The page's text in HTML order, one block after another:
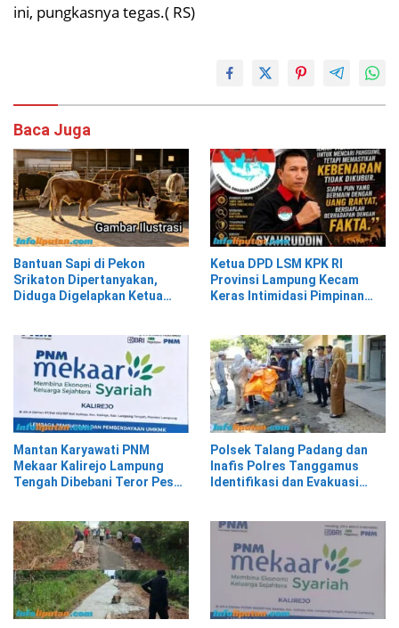
ini, pungkasnya tegas.( RS)
Baca Juga
Bantuan Sapi di Pekon
Srikaton Dipertanyakan,
Diduga Digelapkan Ketua
Ketua DPD LSM KPK RI
Provinsi Lampung Kecam
Keras Intimidasi Pimpinan
Mantan Karyawati PNM
Mekaar Kalirejo Lampung
Tengah Dibebani Teror Pesan
Polsek Talang Padang dan
Inafis Polres Tanggamus
Identifikasi dan Evakuasi